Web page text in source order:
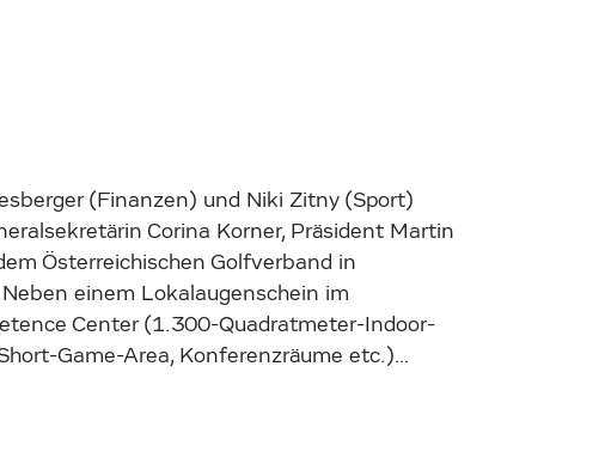
(Finanzen) und Niki Zitny (Sport)
Corina Korner, Präsident Martin
Österreichischen Golfverband in
einem Lokalaugenschein im
Center (1.300-Quadratmeter-Indoor-
Game-Area, Konferenzräume etc.)…